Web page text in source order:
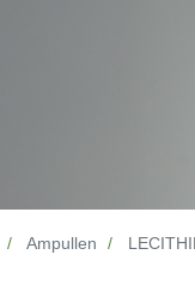
Ampullen